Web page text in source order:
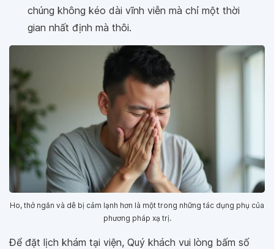
chúng không kéo dài vĩnh viễn mà chỉ một thời
gian nhất định mà thôi.
Ho, thở ngắn và dễ bị cảm lạnh hơn là một trong những tác dụng phụ của
phương pháp xạ trị.
Để đặt lịch khám tại viện, Quý khách vui lòng bấm số